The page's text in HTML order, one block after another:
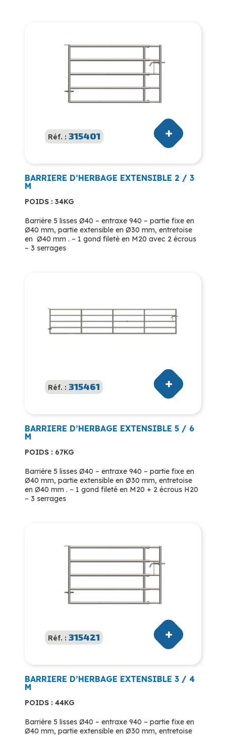
Réf. : 315401
BARRIERE D’HERBAGE EXTENSIBLE 2 / 3
M
POIDS : 34KG
Barrière 5 lisses Ø40 – entraxe 940 – partie fixe en
Ø40 mm, partie extensible en Ø30 mm, entretoise
en Ø40 mm . – 1 gond fileté en M20 avec 2 écrous
– 3 serrages
Réf. : 315461
BARRIERE D’HERBAGE EXTENSIBLE 5 / 6
M
POIDS : 67KG
Barrière 5 lisses Ø40 – entraxe 940 – partie fixe en
Ø40 mm, partie extensible en Ø30 mm, entretoise
en Ø40 mm . – 1 gond fileté en M20 + 2 écrous H20
– 3 serrages
Réf. : 315421
BARRIERE D’HERBAGE EXTENSIBLE 3 / 4
M
POIDS : 44KG
Barrière 5 lisses Ø40 – entraxe 940 – partie fixe en
Ø40 mm, partie extensible en Ø30 mm, entretoise